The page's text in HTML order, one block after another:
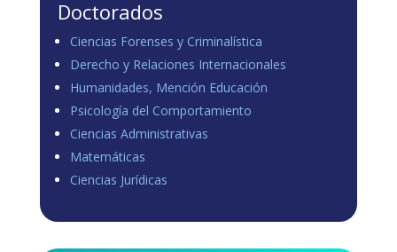
Load more
Doctorados
Ciencias Forenses y Criminalística
Derecho y Relaciones Internacionales
Humanidades, Mención Educación
Psicología del Comportamiento
Ciencias Administrativas
Matemáticas
Ciencias Jurídicas